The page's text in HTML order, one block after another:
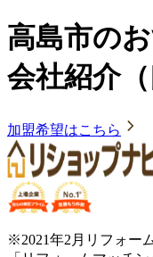
高島市の
会社紹介（
加盟希望はこちら
※2021年2月リフォー